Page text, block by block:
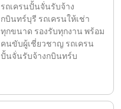
รถเครนปั้นจั่นรับจ้าง
กบินทร์บุรี รถเครนให้เช่า
ทุกขนาด รองรับทุกงาน พร้อม
คนขับผู้เชี่ยวชาญ รถเครน
ปั้นจั่นรับจ้างกบินทร์บ